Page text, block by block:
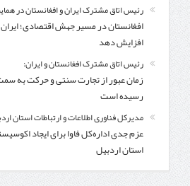
رئیس اتاق مشترک ایران و افغانستان در
افغانستان در مسیر جهش اقتصادی؛ ایران
افزایش دهد
رئیس اتاق مشترک افغانستان و ایران:
زمان عبور از تجارت سنتی و حرکت به
رسیده است
مدیرکل فناوری اطلاعات و ارتباطات استان
عزم جدی اداره‌کل فاوا برای ایجاد
استان اردبیل